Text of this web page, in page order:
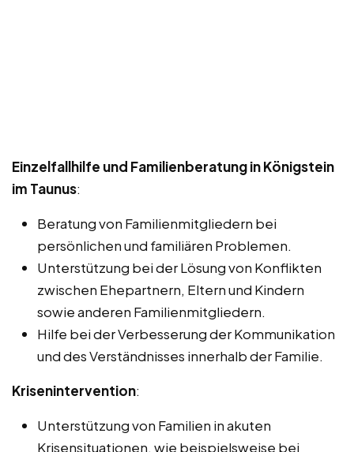
Einzelfallhilfe und Familienberatung in Königstein
im Taunus:
Beratung von Familienmitgliedern bei
persönlichen und familiären Problemen.
Unterstützung bei der Lösung von Konflikten
zwischen Ehepartnern, Eltern und Kindern
sowie anderen Familienmitgliedern.
Hilfe bei der Verbesserung der Kommunikation
und des Verständnisses innerhalb der Familie.
Krisenintervention:
Unterstützung von Familien in akuten
Krisensituationen, wie beispielsweise bei